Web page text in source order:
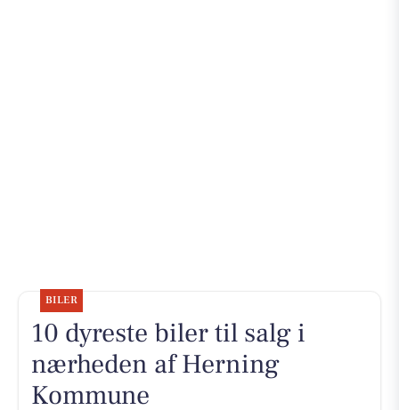
BILER
10 dyreste biler til salg i
nærheden af Herning
Kommune